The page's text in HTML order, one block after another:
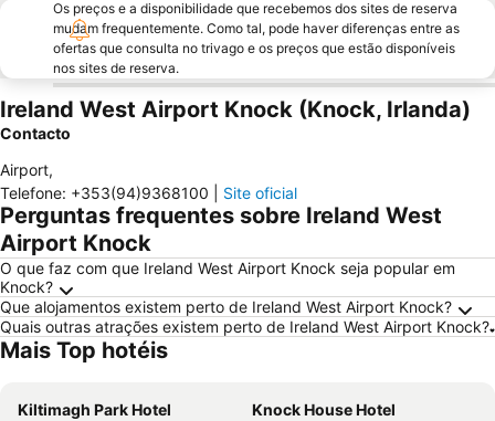
Os preços e a disponibilidade que recebemos dos sites de reserva
mudam frequentemente. Como tal, pode haver diferenças entre as
ofertas que consulta no trivago e os preços que estão disponíveis
nos sites de reserva.
Ireland West Airport Knock (Knock, Irlanda)
Contacto
Airport,
Telefone: +353(94)9368100 Site oficial
Perguntas frequentes sobre Ireland West
Airport Knock
O que faz com que Ireland West Airport Knock seja popular em
Knock?
Que alojamentos existem perto de Ireland West Airport Knock?
Quais outras atrações existem perto de Ireland West Airport Knock?
Mais Top hotéis
Kiltimagh Park Hotel
Knock House Hotel